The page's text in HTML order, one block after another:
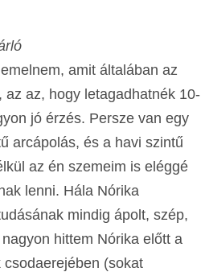
amit általában az
az, hogy letagadhatnék 10-
jó érzés. Persze van egy
arcápolás, és a havi szintű
az én szemeim is eléggé
lenni. Hála Nórika
mindig ápolt, szép,
hittem Nórika előtt a
(sokat